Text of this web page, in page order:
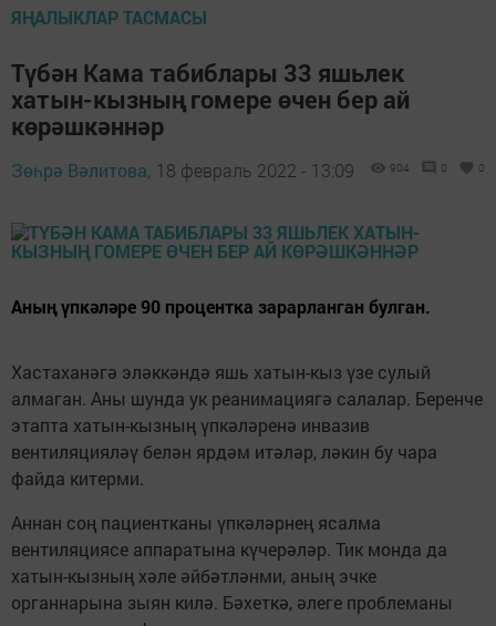
ЯҢАЛЫКЛАР ТАСМАСЫ
Түбән Кама табиблары 33 яшьлек
хатын-кызның гомере өчен бер ай
көрәшкәннәр
Зөһрә Вәлитова, 18 февраль 2022 - 13:09 904 0 0
Аның үпкәләре 90 процентка зарарланган булган.
Хастаханәгә эләккәндә яшь хатын-кыз үзе сулый
алмаган. Аны шунда ук реанимациягә салалар. Беренче
этапта хатын-кызның үпкәләренә инвазив
вентиляцияләү белән ярдәм итәләр, ләкин бу чара
файда китерми.
Аннан соң пациентканы үпкәләрнең ясалма
вентиляциясе аппаратына күчерәләр. Тик монда да
хатын-кызның хәле әйбәтләнми, аның эчке
органнарына зыян килә. Бәхеткә, әлеге проблеманы